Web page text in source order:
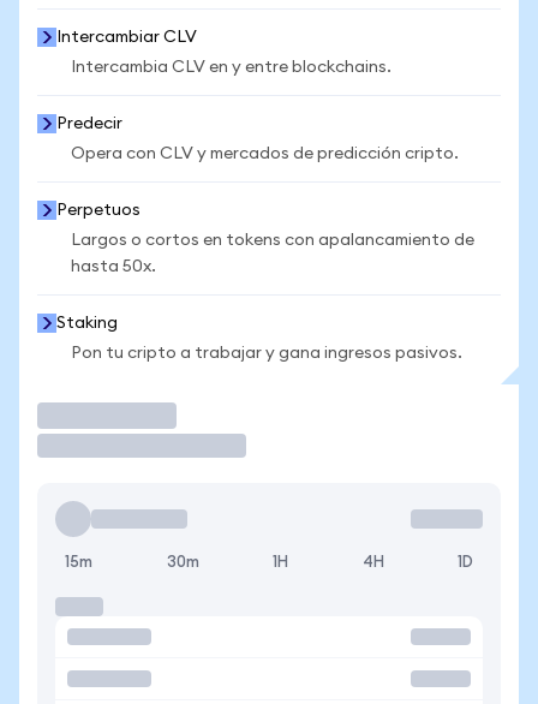
Intercambiar CLV
Intercambia CLV en y entre blockchains.
Predecir
Opera con CLV y mercados de predicción cripto.
Perpetuos
Largos o cortos en tokens con apalancamiento de
hasta 50x.
Staking
Pon tu cripto a trabajar y gana ingresos pasivos.
15m 30m 1H 4H 1D